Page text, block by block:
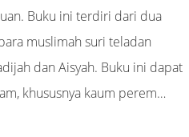
Buku ini terdiri dari dua
muslimah suri teladan
dan Aisyah. Buku ini dapat
khususnya kaum perem…